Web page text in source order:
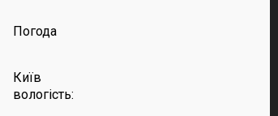
Погода
Київ
вологість: